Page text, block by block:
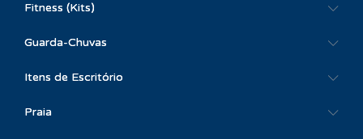
Fitness (Kits)
Guarda-Chuvas
Itens de Escritório
Praia